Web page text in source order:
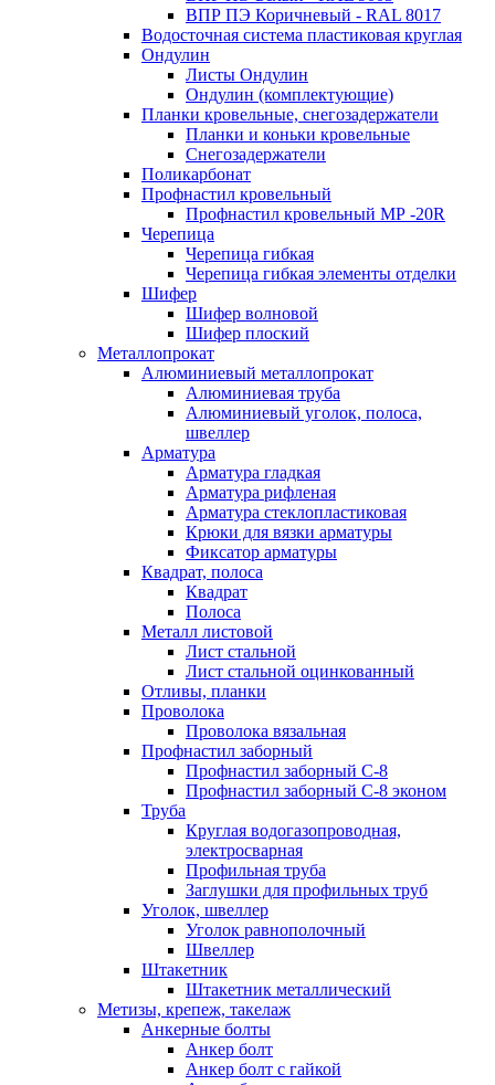
ВПР ПЭ Коричневый - RAL 8017
Водосточная система пластиковая круглая
Ондулин
Листы Ондулин
Ондулин (комплектующие)
Планки кровельные, снегозадержатели
Планки и коньки кровельные
Снегозадержатели
Поликарбонат
Профнастил кровельный
Профнастил кровельный МР -20R
Черепица
Черепица гибкая
Черепица гибкая элементы отделки
Шифер
Шифер волновой
Шифер плоский
Металлопрокат
Алюминиевый металлопрокат
Алюминиевая труба
Алюминиевый уголок, полоса,
швеллер
Арматура
Арматура гладкая
Арматура рифленая
Арматура стеклопластиковая
Крюки для вязки арматуры
Фиксатор арматуры
Квадрат, полоса
Квадрат
Полоса
Металл листовой
Лист стальной
Лист стальной оцинкованный
Отливы, планки
Проволока
Проволока вязальная
Профнастил заборный
Профнастил заборный С-8
Профнастил заборный С-8 эконом
Труба
Круглая водогазопроводная,
электросварная
Профильная труба
Заглушки для профильных труб
Уголок, швеллер
Уголок равнополочный
Швеллер
Штакетник
Штакетник металлический
Метизы, крепеж, такелаж
Анкерные болты
Анкер болт
Анкер болт с гайкой